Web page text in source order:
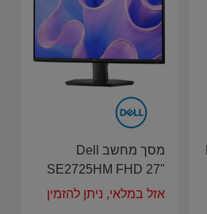
מסך מחשב Dell
SE2725HM FHD 27"
IPS VGA HDMI
אזל במלאי, ניתן להזמין